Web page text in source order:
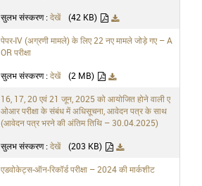
सुलभ संस्करण : देखें (42 KB)
पेपर-IV (अग्रणी मामले) के लिए 22 नए मामले जोड़े गए – A
OR परीक्षा
सुलभ संस्करण :देखें (2 MB)
16, 17, 20 एवं 21 जून, 2025 को आयोजित होने वाली ए
ओआर परीक्षा के संबंध में अधिसूचना, आवेदन पत्र के साथ
(आवेदन पत्र भरने की अंतिम तिथि – 30.04.2025)
सुलभ संस्करण : देखें (203 KB)
एडवोकेट्स-ऑन-रिकॉर्ड परीक्षा – 2024 की मार्कशीट